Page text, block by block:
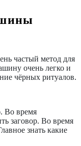
частый метод для
очень легко и
чёрных ритуалов.
Во время
заговор. Во время
знать какие